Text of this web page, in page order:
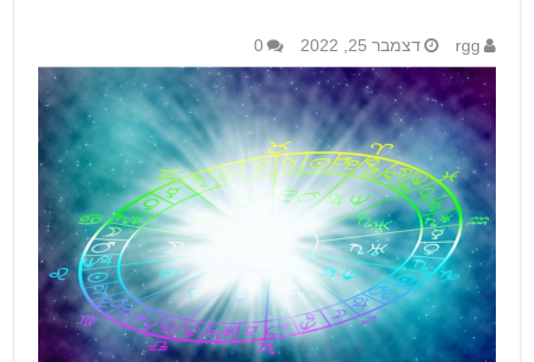
rgg דצמבר 25, 2022 0